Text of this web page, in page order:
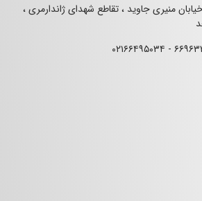
منیری جاوید ، تقاطع شهدای ژاندارمری ،